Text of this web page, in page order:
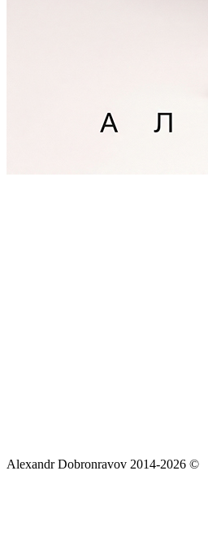
Alexandr Dobronravov 2014-2026 ©